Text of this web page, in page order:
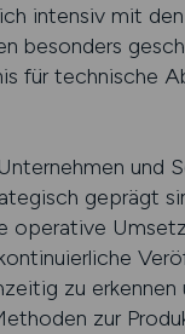
intensiv mit
besonders
für technische
und
geprägt
operative
zu erkennen
zur